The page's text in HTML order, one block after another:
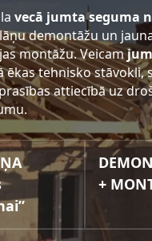
vecā jumta seguma
demontāžu un
montāžu. Veicam
ēkas tehnisko stāvokli,
attiecībā uz
+